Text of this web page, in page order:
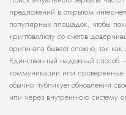
предложений в открытом
популярных площадок, чтобы
криптовалюту со счетов
оригинала бывает сложно, так
Единственный надежный способ
коммуникации или проверенные
обычно публикует обновления
или через внутреннюю систему